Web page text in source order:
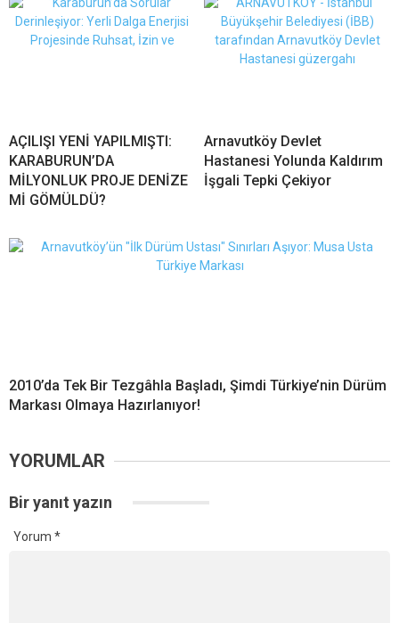
AÇILIŞI YENİ YAPILMIŞTI:
KARABURUN’DA
MİLYONLUK PROJE DENİZE
Mİ GÖMÜLDÜ?
Arnavutköy Devlet
Hastanesi Yolunda Kaldırım
İşgali Tepki Çekiyor
2010’da Tek Bir Tezgâhla Başladı, Şimdi Türkiye’nin Dürüm
Markası Olmaya Hazırlanıyor!
YORUMLAR
Bir yanıt yazın
Yorum *